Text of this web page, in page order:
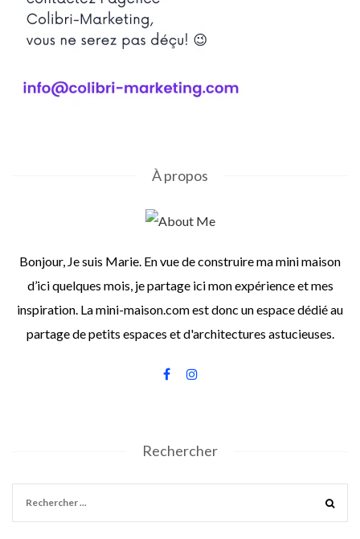
À propos
Bonjour, Je suis Marie. En vue de construire ma mini maison
d’ici quelques mois, je partage ici mon expérience et mes
inspiration. La mini-maison.com est donc un espace dédié au
partage de petits espaces et d'architectures astucieuses.
Rechercher